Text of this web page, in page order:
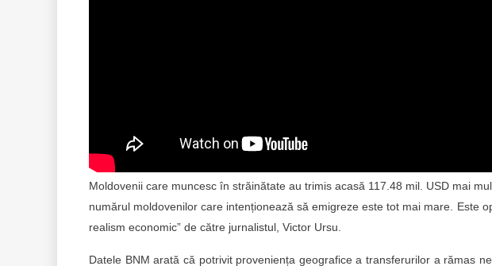
Moldovenii care muncesc în străinătate au trimis acasă 117.48 mil. USD mai
numărul moldovenilor care intenționează să emigreze este tot mai mare. Este
realism economic” de către jurnalistul, Victor Ursu.
Datele BNM arată că potrivit proveniența geografice a transferurilor a rămas